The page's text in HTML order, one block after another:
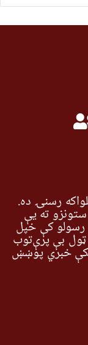
رسنۍ ده.
ستونزو ته یې
رسولو کې خپل
ټول بې پرې‌توب
خبري پوښښ